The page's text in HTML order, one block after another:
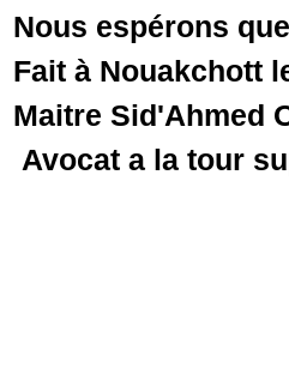
Nous espérons
Fait à Nouakchott
Maitre Sid'Ahmed
Avocat a la tour